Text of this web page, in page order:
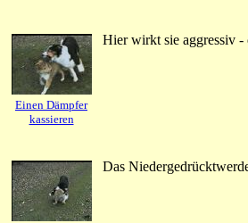
Einen Dämpfer
kassieren
Hier wirkt sie aggressiv -
Das